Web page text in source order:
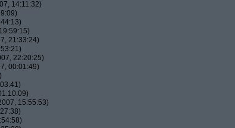
14:11:32)
21:33:24)
22:20:25)
00:01:49)
15:55:53)